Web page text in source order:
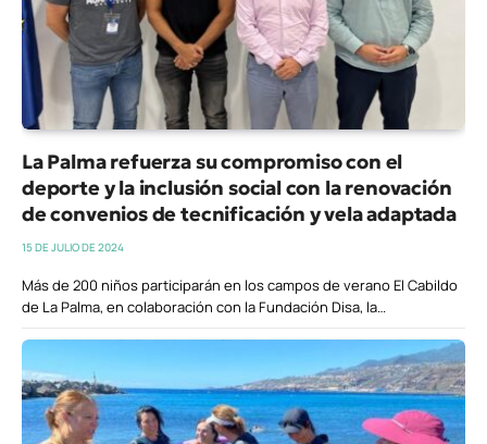
La Palma refuerza su compromiso con el
deporte y la inclusión social con la renovación
de convenios de tecnificación y vela adaptada
15 DE JULIO DE 2024
Más de 200 niños participarán en los campos de verano El Cabildo
de La Palma, en colaboración con la Fundación Disa, la…